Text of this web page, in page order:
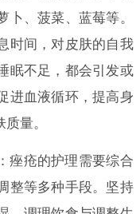
、菠菜、蓝莓等。
时间，对皮肤的自我
眠不足，都会引发或
进血液循环，提高身
量。
痤疮的护理需要综合
整等多种手段。坚持